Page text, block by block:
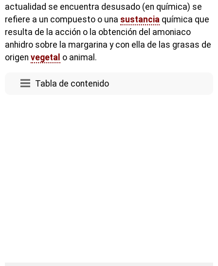
actualidad se encuentra desusado (en química) se
refiere a un compuesto o una sustancia química que
resulta de la acción o la obtención del amoniaco
anhidro sobre la margarina y con ella de las grasas de
origen vegetal o animal.
Tabla de contenido